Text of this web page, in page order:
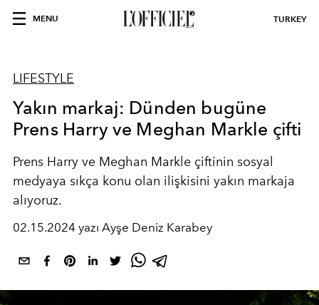
MENU TURKEY
LIFESTYLE
Yakın markaj: Dünden bugüne
Prens Harry ve Meghan Markle çifti
Prens Harry ve Meghan Markle çiftinin sosyal
medyaya sıkça konu olan ilişkisini yakın markaja
alıyoruz.
02.15.2024 yazı Ayşe Deniz Karabey